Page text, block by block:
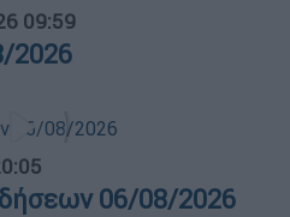
09:59
2026
06/08/2026